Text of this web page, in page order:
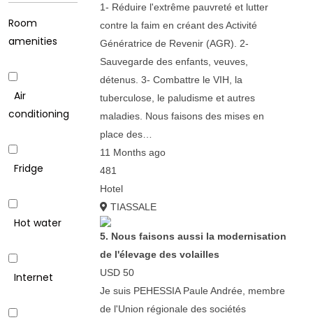
Room
amenities
Air
conditioning
Fridge
Hot water
Internet
1- Réduire l'extrême pauvreté et lutter
contre la faim en créant des Activité
Génératrice de Revenir (AGR). 2-
Sauvegarde des enfants, veuves,
détenus. 3- Combattre le VIH, la
tuberculose, le paludisme et autres
maladies. Nous faisons des mises en
place des…
11 Months ago
481
Hotel
TIASSALE
5. Nous faisons aussi la modernisation
de l'élevage des volailles
USD 50
Je suis PEHESSIA Paule Andrée, membre
de l'Union régionale des sociétés